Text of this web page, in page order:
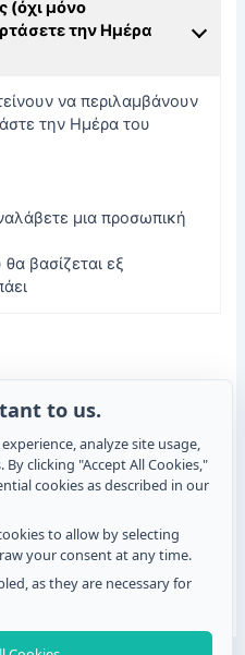
(όχι μόνο
την Ημέρα
να περιλαμβάνουν
την Ημέρα του
μια προσωπική
βασίζεται εξ
releases/father-s-day-
billion
international-gift-
of-fathers-day
day/
news/us-fathers-
reach-all-time-high/?cf-
to us.
analyze site usage,
clicking "Accept All Cookies,"
cookies as described in our
to allow by selecting
your consent at any time.
as they are necessary for